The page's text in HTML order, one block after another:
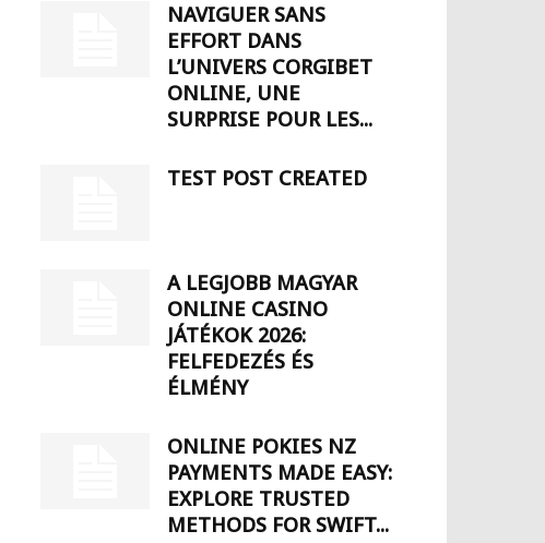
NAVIGUER SANS
EFFORT DANS
L’UNIVERS CORGIBET
ONLINE, UNE
SURPRISE POUR LES...
TEST POST CREATED
A LEGJOBB MAGYAR
ONLINE CASINO
JÁTÉKOK 2026:
FELFEDEZÉS ÉS
ÉLMÉNY
ONLINE POKIES NZ
PAYMENTS MADE EASY:
EXPLORE TRUSTED
METHODS FOR SWIFT...